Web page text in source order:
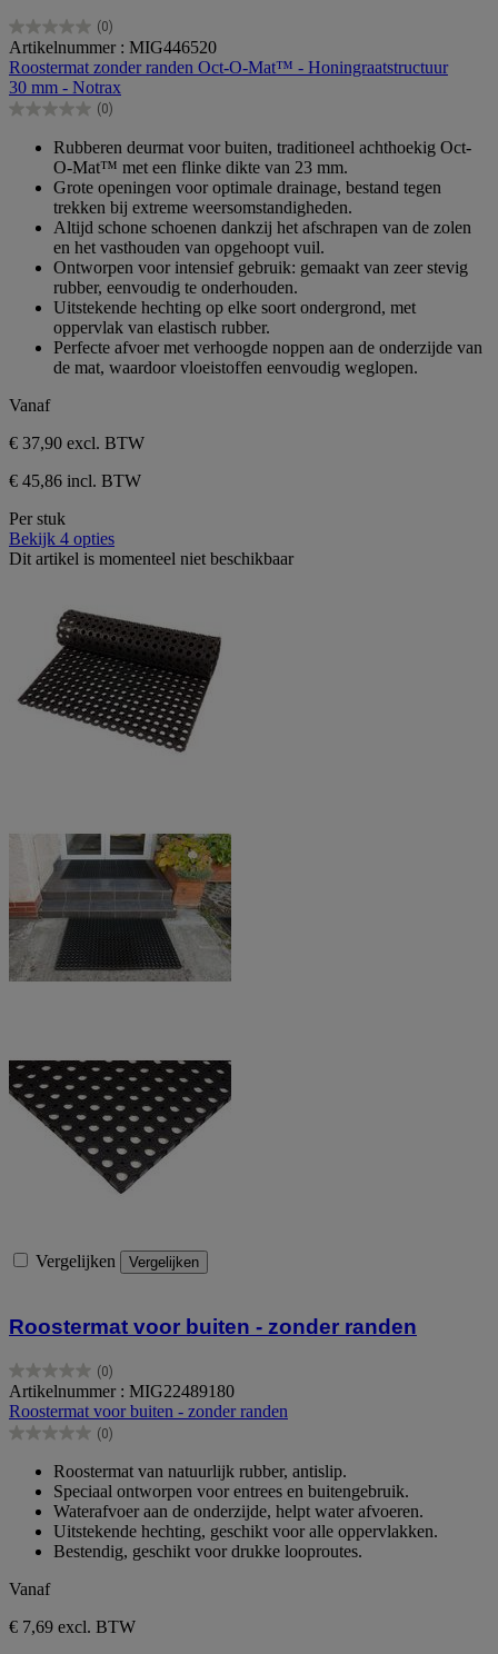
(0)
0.0
van
de
5
sterren.
Artikelnummer : MIG446520
Roostermat zonder randen Oct-O-Mat™ - Honingraatstructuur
30 mm - Notrax
(0)
0.0
sterren.
Rubberen deurmat voor buiten, traditioneel achthoekig Oct-
O-Mat™ met een flinke dikte van 23 mm.
Grote openingen voor optimale drainage, bestand tegen
trekken bij extreme weersomstandigheden.
Altijd schone schoenen dankzij het afschrapen van de zolen
en het vasthouden van opgehoopt vuil.
Ontworpen voor intensief gebruik: gemaakt van zeer stevig
rubber, eenvoudig te onderhouden.
Uitstekende hechting op elke soort ondergrond, met
oppervlak van elastisch rubber.
Perfecte afvoer met verhoogde noppen aan de onderzijde van
de mat, waardoor vloeistoffen eenvoudig weglopen.
Vanaf
€ 37,90 excl. BTW
€ 45,86 incl. BTW
Per stuk
Bekijk 4 opties
Dit artikel is momenteel niet beschikbaar
Vergelijken Vergelijken
Roostermat voor buiten - zonder randen
(0)
0.0
van
de
5
Artikelnummer : MIG22489180
Roostermat voor buiten - zonder randen
(0)
0.0
sterren.
Roostermat van natuurlijk rubber, antislip.
Speciaal ontworpen voor entrees en buitengebruik.
Waterafvoer aan de onderzijde, helpt water afvoeren.
Uitstekende hechting, geschikt voor alle oppervlakken.
Bestendig, geschikt voor drukke looproutes.
Vanaf
€ 7,69 excl. BTW